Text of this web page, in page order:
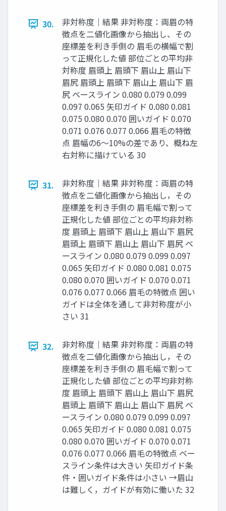
30.
非対称度｜結果 非対称度：両眉の特
徴点を二値化画像から抽出し、その
座標差を利き手側の 眉毛の横幅で割
って正規化した値 部位ごとの平均非
対称度 眉頭上 眉頭下 眉山上 眉山下
眉尻 眉頭上 眉頭下 眉山上 眉山下 眉
尻 ベースライン 0.080 0.079 0.099
0.097 0.065 矢印ガイド 0.080 0.081
0.075 0.080 0.070 囲いガイド 0.070
0.071 0.076 0.077 0.066 眉毛の特徴
点 眉幅の6～10%の差であり、概ね左
右対称に描けている 30
31.
非対称度｜結果 非対称度：両眉の特
徴点を二値化画像から抽出し，その
座標差を利き手側の 眉毛幅で割って
正規化した値 部位ごとの平均非対称
度 眉頭上 眉頭下 眉山上 眉山下 眉尻
眉頭上 眉頭下 眉山上 眉山下 眉尻 ベ
ースライン 0.080 0.079 0.099 0.097
0.065 矢印ガイド 0.080 0.081 0.075
0.080 0.070 囲いガイド 0.070 0.071
0.076 0.077 0.066 眉毛の特徴点 囲い
ガイドは全体を通して非対称度が小
さい 31
32.
非対称度｜結果 非対称度：両眉の特
徴点を二値化画像から抽出し，その
座標差を利き手側の 眉毛幅で割って
正規化した値 部位ごとの平均非対称
度 眉頭上 眉頭下 眉山上 眉山下 眉尻
眉頭上 眉頭下 眉山上 眉山下 眉尻 ベ
ースライン 0.080 0.079 0.099 0.097
0.065 矢印ガイド 0.080 0.081 0.075
0.080 0.070 囲いガイド 0.070 0.071
0.076 0.077 0.066 眉毛の特徴点 ベー
スライン条件は大きい 矢印ガイド条
件・囲いガイド条件は小さい →眉山
は難しく，ガイドが有効に働いた 32